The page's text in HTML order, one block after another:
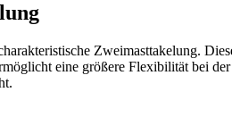
Zweimasttakelung.
eine größere Flexibilität bei